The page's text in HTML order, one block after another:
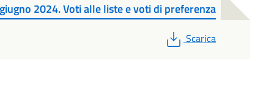
2024. Voti alle liste e voti di preferenza
PDF
Scarica